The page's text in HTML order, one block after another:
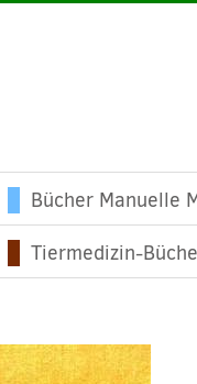
Bücher Manuelle
Tiermedizin-